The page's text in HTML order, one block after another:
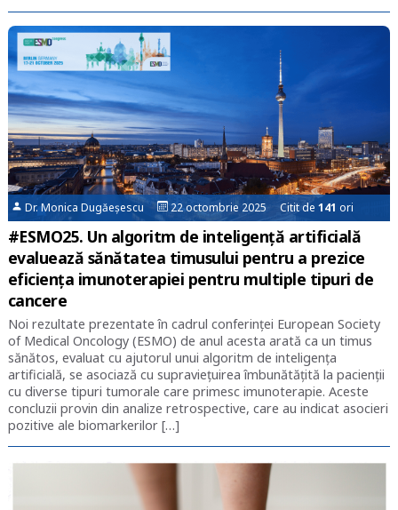
Dr. Monica Dugăeșescu 22 octombrie 2025 Citit de141 ori
#ESMO25. Un algoritm de inteligență artificială
evaluează sănătatea timusului pentru a prezice
eficiența imunoterapiei pentru multiple tipuri de
cancere
Noi rezultate prezentate în cadrul conferinței European Society
of Medical Oncology (ESMO) de anul acesta arată ca un timus
sănătos, evaluat cu ajutorul unui algoritm de inteligența
artificială, se asociază cu supraviețuirea îmbunătățită la pacienții
cu diverse tipuri tumorale care primesc imunoterapie. Aceste
concluzii provin din analize retrospective, care au indicat asocieri
pozitive ale biomarkerilor […]